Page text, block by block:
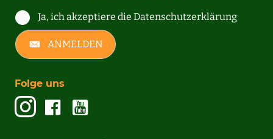
Ja, ich akzeptiere die Datenschutzerklärung
ANMELDEN
Folge uns